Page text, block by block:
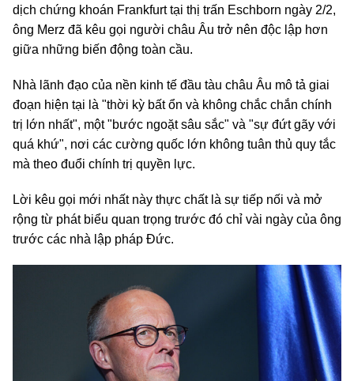
dịch chứng khoán Frankfurt tại thị trấn Eschborn ngày 2/2,
ông Merz đã kêu gọi người châu Âu trở nên độc lập hơn
giữa những biến động toàn cầu.
Nhà lãnh đạo của nền kinh tế đầu tàu châu Âu mô tả giai
đoạn hiện tại là "thời kỳ bất ổn và không chắc chắn chính
trị lớn nhất", một "bước ngoặt sâu sắc" và "sự đứt gãy với
quá khứ", nơi các cường quốc lớn không tuân thủ quy tắc
mà theo đuổi chính trị quyền lực.
Lời kêu gọi mới nhất này thực chất là sự tiếp nối và mở
rộng từ phát biểu quan trọng trước đó chỉ vài ngày của ông
trước các nhà lập pháp Đức.